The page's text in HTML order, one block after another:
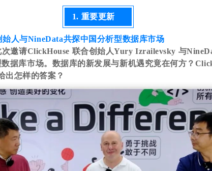
1. 重要更新
人与NineData共探中国分析型数据库市场
次邀请ClickHouse 联合创始人Yury Izrailevsky 与
据库市场。数据库的新发展与新机遇究竟在何方？
出怎样的答案？